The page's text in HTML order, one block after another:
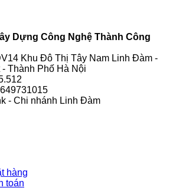
Dựng Công Nghệ Thành Công
Khu Đô Thị Tây Nam Linh Đàm -
Thành Phố Hà Nội
- Chi nhánh Linh Đàm
hàng
toán